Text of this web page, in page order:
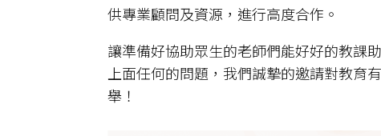
供專業顧問及資源，進行高度合作。
讓準備好協助眾生的老師們能好好的教課
上面任何的問題，我們誠摯的邀請對教育
舉！